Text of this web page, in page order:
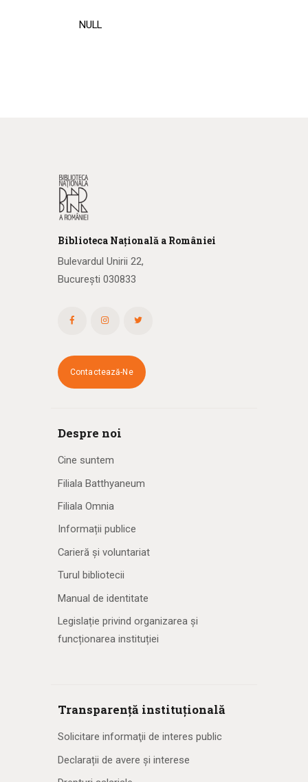
NULL
Biblioteca Națională a României
Bulevardul Unirii 22,
București 030833
Contactează-Ne
Despre noi
Cine suntem
Filiala Batthyaneum
Filiala Omnia
Informații publice
Carieră și voluntariat
Turul bibliotecii
Manual de identitate
Legislație privind organizarea și
funcționarea instituției
Transparență instituțională
Solicitare informaţii de interes public
Declarații de avere și interese